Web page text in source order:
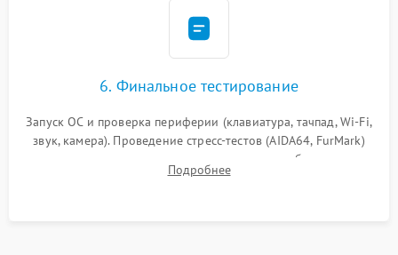
6. Финальное тестирование
Запуск ОС и проверка периферии (клавиатура, тачпад, Wi-Fi,
звук, камера). Проведение стресс-тестов (AIDA64, FurMark)
для контроля температурного режима и стабильности
системы под пиковой нагрузкой.
Подробнее